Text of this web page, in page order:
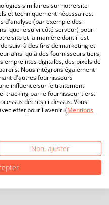
similaires sur notre site
et techniquement nécessaires.
d'analyse (par exemple des
que le suivi côté serveur) pour
site et la manière dont il est
suivi à des fins de marketing et
ainsi qu'à des fournisseurs tiers,
empreintes digitales, des pixels de
Nous intégrons également
d'autres fournisseurs
influence sur le traitement
tracking par le fournisseur tiers.
décrits ci-dessus. Vous
effet pour l'avenir. (Mentions
Non, ajuster